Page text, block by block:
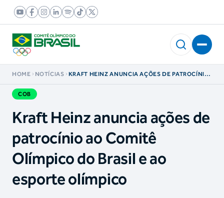
HOME NOTÍCIAS
KRAFT HEINZ ANUNCIA AÇÕES DE PATROCÍNIO
COB
Kraft Heinz anuncia ações de
patrocínio ao Comitê
Olímpico do Brasil e ao
esporte olímpico